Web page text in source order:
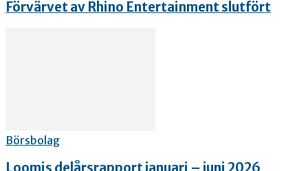
Förvärvet av Rhino Entertainment slutfört
Börsbolag
Loomis delårsrapport januari – juni 2026